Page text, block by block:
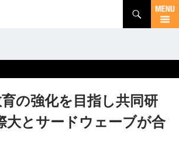
の強化を目指し共同研
とサードウェーブが合